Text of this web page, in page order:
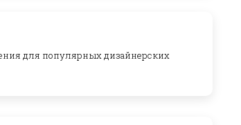
для популярных дизайнерских